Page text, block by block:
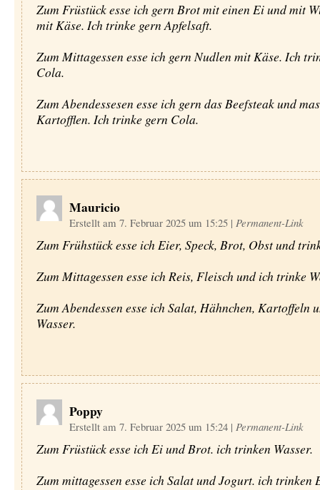
Zum Früstück esse ich gern Brot mit einen Ei und mit
mit Käse. Ich trinke gern Apfelsaft.
Zum Mittagessen esse ich gern Nudlen mit Käse. Ich
Cola.
Zum Abendessesen esse ich gern das Beefsteak und
Kartofflen. Ich trinke gern Cola.
Mauricio
Erstellt am 7. Februar 2025 um 15:25 | Permanent-Link
Zum Frühstück esse ich Eier, Speck, Brot, Obst und
Zum Mittagessen esse ich Reis, Fleisch und ich trinke
Zum Abendessen esse ich Salat, Hähnchen, Kartoffeln
Wasser.
Poppy
Erstellt am 7. Februar 2025 um 15:24 | Permanent-Link
Zum Früstück esse ich Ei und Brot. ich trinken Wasser.
Zum mittagessen esse ich Salat und Jogurt. ich trinken